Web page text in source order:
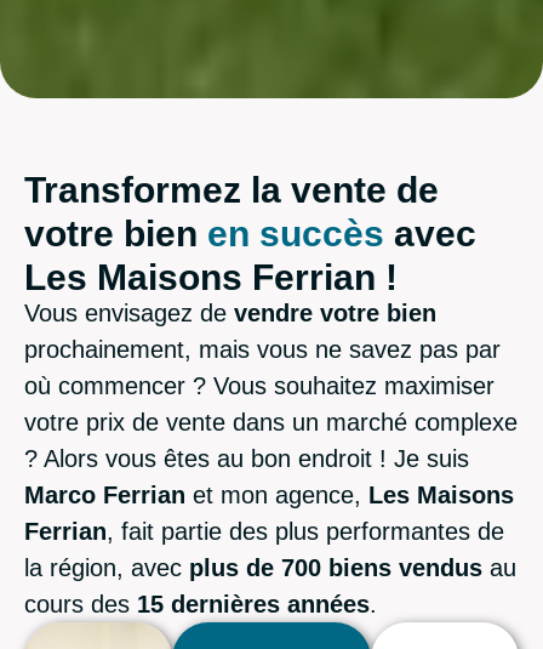
Transformez la vente de
votre bien en succès avec
Les Maisons Ferrian !
Vous envisagez de vendre votre bien
prochainement, mais vous ne savez pas par
où commencer ? Vous souhaitez maximiser
votre prix de vente dans un marché complexe
? Alors vous êtes au bon endroit ! Je suis
Marco Ferrian et mon agence, Les Maisons
Ferrian, fait partie des plus performantes de
la région, avec plus de 700 biens vendus au
cours des 15 dernières années.